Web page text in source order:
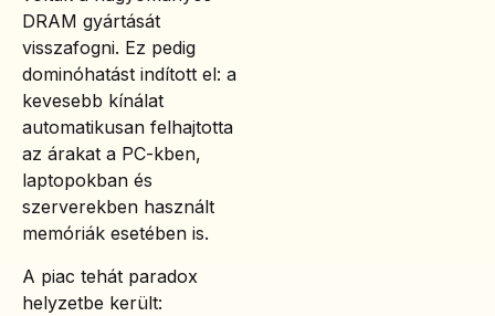
DRAM gyártását
visszafogni. Ez pedig
dominóhatást indított el: a
kevesebb kínálat
automatikusan felhajtotta
az árakat a PC-kben,
laptopokban és
szerverekben használt
memóriák esetében is.
A piac tehát paradox
helyzetbe került: